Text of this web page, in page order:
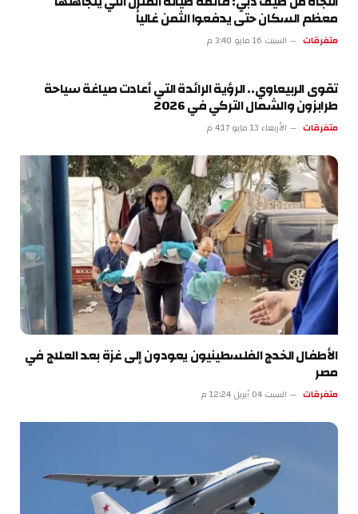
معظم السكان حتى يدفعوا الثمن غالياً
متفرقات السبت 16 مايو 3:40 م
تقوى الربيعاوي.. الرؤية الرائدة التي أعادت صياغة سياحة
طرابزون والشمال التركي في 2026
متفرقات الأربعاء 13 مايو 4:17 م
الأطفال الخدج الفلسطينيون يعودون إلى غزة بعد العلاج في
مصر
متفرقات السبت 04 أبريل 12:24 م